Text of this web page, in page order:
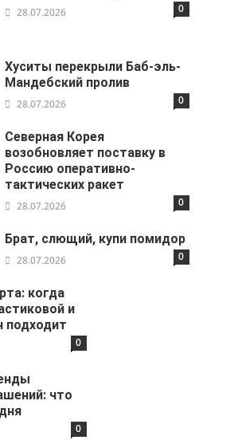
28.07.2026 0
Хуситы перекрыли Баб-эль-
Мандебский пролив
28.07.2026 0
Северная Корея
возобновляет поставку в
Россию оперативно-
тактических ракет
28.07.2026 0
Брат, слющий, купи помидор
28.07.2026 0
когда
и
подходит
0
что
0